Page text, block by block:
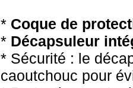
* Coque de
* Décapsuleur
* Sécurité : le
caoutchouc pour